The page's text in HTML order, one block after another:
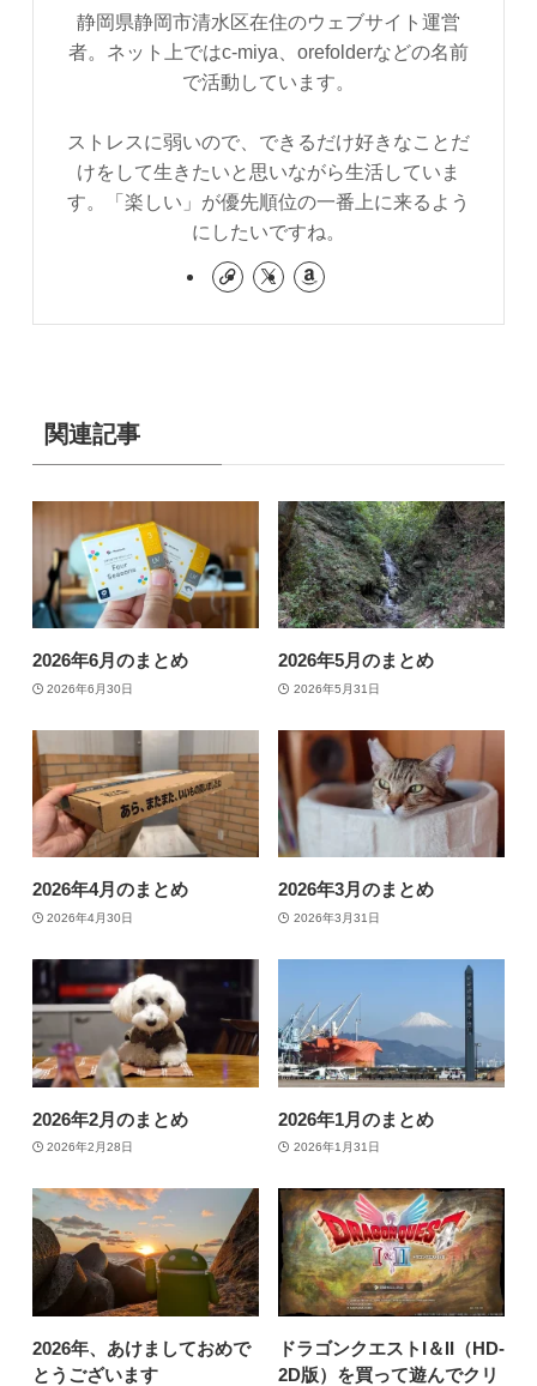
静岡県静岡市清水区在住のウェブサイト運営
者。ネット上ではc-miya、orefolderなどの名前
で活動しています。
ストレスに弱いので、できるだけ好きなことだ
けをして生きたいと思いながら生活していま
す。「楽しい」が優先順位の一番上に来るよう
にしたいですね。
関連記事
2026年6月のまとめ
2026年6月30日
2026年5月のまとめ
2026年5月31日
2026年4月のまとめ
2026年4月30日
2026年3月のまとめ
2026年3月31日
2026年2月のまとめ
2026年2月28日
2026年1月のまとめ
2026年1月31日
2026年、あけましておめで
とうございます
ドラゴンクエストI＆II（HD-
2D版）を買って遊んでクリ